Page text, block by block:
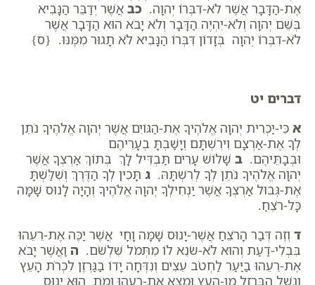
אֶת-הַדָּבָר אֲשֶׁר לֹא-דִבְּרוֹ יְהוָה. כב אֲשֶׁר יְדַבֵּר הַנָּבִיא
בְּשֵׁם יְהוָה וְלֹא-יִהְיֶה הַדָּבָר וְלֹא יָבֹא הוּא הַדָּבָר אֲשֶׁר
לֹא-דִבְּרוֹ יְהוָה בְּזָדוֹן דִּבְּרוֹ הַנָּבִיא לֹא תָגוּר מִמֶּנּוּ. {ס}
דברים יט
א כִּי-יַכְרִית יְהוָה אֱלֹהֶיךָ אֶת-הַגּוֹיִם אֲשֶׁר יְהוָה אֱלֹהֶיךָ נֹתֵן
לְךָ אֶת-אַרְצָם וִירִשְׁתָּם וְיָשַׁבְתָּ בְעָרֵיהֶם
וּבְבָתֵּיהֶם. ב שָׁלוֹשׁ עָרִים תַּבְדִּיל לָךְ בְּתוֹךְ אַרְצְךָ אֲשֶׁר
יְהוָה אֱלֹהֶיךָ נֹתֵן לְךָ לְרִשְׁתָּהּ. ג תָּכִין לְךָ הַדֶּרֶךְ וְשִׁלַּשְׁתָּ
אֶת-גְּבוּל אַרְצְךָ אֲשֶׁר יַנְחִילְךָ יְהוָה אֱלֹהֶיךָ וְהָיָה לָנוּס שָׁמָּה
כָּל-רֹצֵחַ.
ד וְזֶה דְּבַר הָרֹצֵחַ אֲשֶׁר-יָנוּס שָׁמָּה וָחָי אֲשֶׁר יַכֶּה אֶת-רֵעֵהוּ
בִּבְלִי-דַעַת וְהוּא לֹא-שֹׂנֵא לוֹ מִתְּמֹל שִׁלְשֹׁם. ה וַאֲשֶׁר יָבֹא
אֶת-רֵעֵהוּ בַיַּעַר לַחְטֹב עֵצִים וְנִדְּחָה יָדוֹ בַגַּרְזֶן לִכְרֹת הָעֵץ
וְנָשַׁל הַבַּרְזֶל מִן-הָעֵץ וּמָצָא אֶת-רֵעֵהוּ וָמֵת הוּא יָנוּס